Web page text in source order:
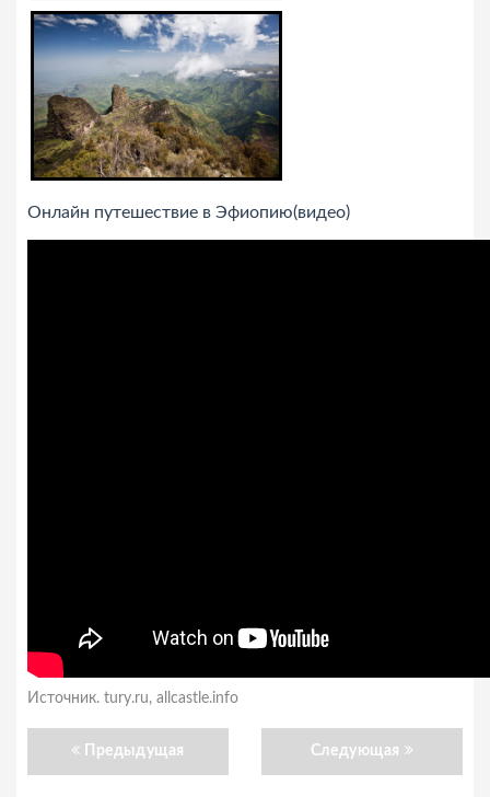
Онлайн путешествие в Эфиопию(видео)
Источник. tury.ru, allcastle.info
Предыдущая Следующая